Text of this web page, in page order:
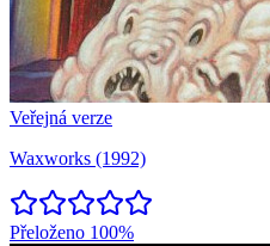
Veřejná verze
Waxworks (1992)
Přeloženo 100%